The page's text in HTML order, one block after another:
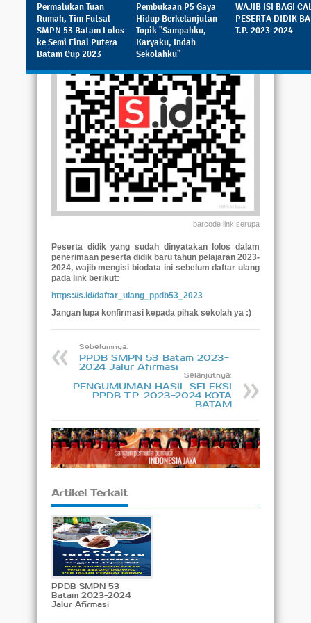
Permalukan Tuan
Rumah, Tim Futsal
SMPN 53 Batam Lolos
ke Semi Final Putera
Batam Cup 2023
Pembukaan P5 Gaya
Hidup Berkelanjutan
Topik "Sampahku,
Karyaku, Indah
Sekolahku"
WAJIB ISI BAGI
PESERTA DIDIK
T.P. 2023-2024
barcode link serupa
Peserta didik yang sudah dinyatakan lolos dalam
penerimaan peserta didik baru tahun pelajaran 2023-
2024, wajib mengisi biodata ini sebelum daftar ulang
pada link berikut:
https://s.id/daftar_ulang_ppdb53_2023
Jangan lupa konfirmasi kepada pihak sekolah ya :)
Sebelumnya:
PPDB SMPN 53 Batam 2023-
2024 Jalur Afirmasi
Selanjutnya:
PENGUMUMAN HASIL SELEKSI
PPDB T.P. 2023-2024 KOTA
BATAM
Artikel Terkait
PPDB SMPN 53
Batam 2023-2024
Jalur Afirmasi